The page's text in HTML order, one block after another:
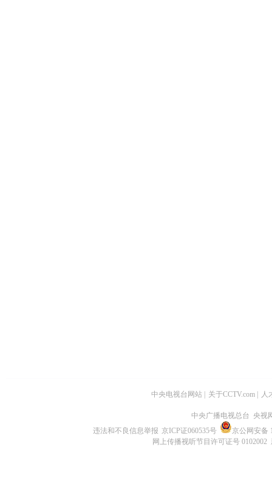
中央电视台网站 关于CCTV.com 人
中央广播电视总台 央视
违法和不良信息举报 京ICP证060535号
京公网安备
网上传播视听节目许可证号 0102002